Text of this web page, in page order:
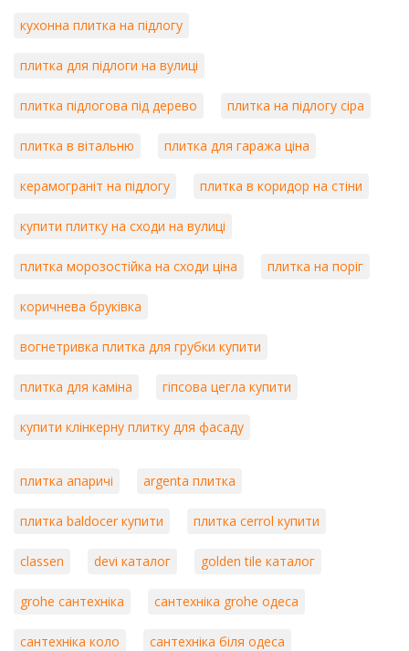
кухонна плитка на підлогу
плитка для підлоги на вулиці
плитка підлогова під дерево плитка на підлогу сіра
плитка в вітальню плитка для гаража ціна
керамограніт на підлогу плитка в коридор на стіни
купити плитку на сходи на вулиці
плитка морозостійка на сходи ціна плитка на поріг
коричнева бруківка
вогнетривка плитка для грубки купити
плитка для каміна гіпсова цегла купити
купити клінкерну плитку для фасаду
плитка апаричі argenta плитка
плитка baldocer купити плитка cerrol купити
classen devi каталог golden tile каталог
grohe сантехніка сантехніка grohe одеса
сантехніка коло сантехніка біля одеса